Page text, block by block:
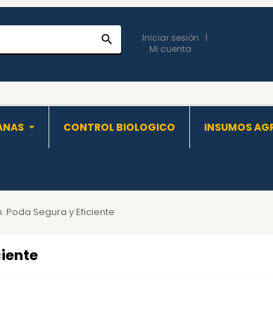
search
Iniciar sesión
Mi cuenta
CONTROL BIOLOGICO INSUMOS
Poda Segura y Eficiente